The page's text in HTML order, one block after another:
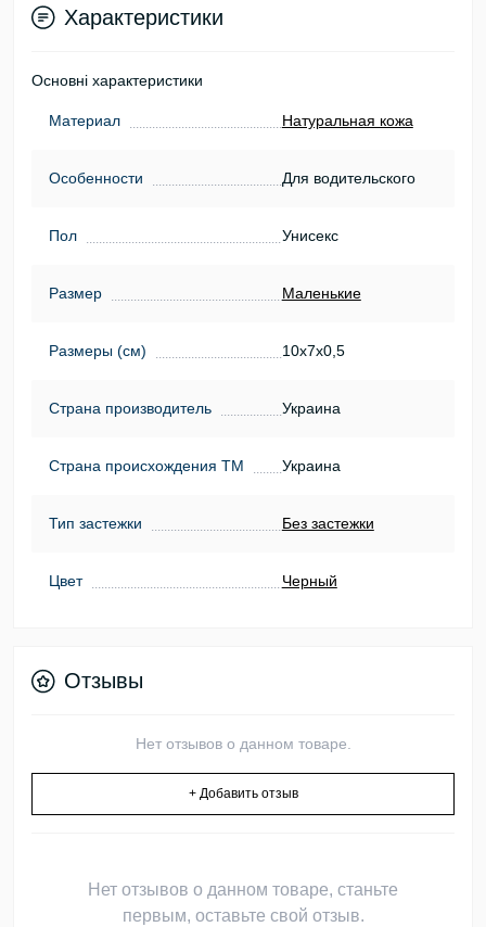
Характеристики
Основні характеристики
Материал Натуральная кожа
Особенности Для водительского
Пол Унисекс
Размер Маленькие
Размеры (см) 10х7х0,5
Страна производитель Украина
Страна происхождения ТМ Украина
Тип застежки Без застежки
Цвет Черный
Отзывы
Нет отзывов о данном товаре.
+ Добавить отзыв
Нет отзывов о данном товаре, станьте
первым, оставьте свой отзыв.